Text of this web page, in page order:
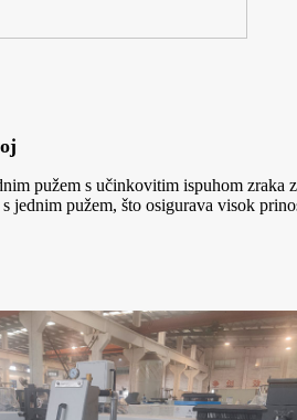
pužem s učinkovitim ispuhom zraka
jednim pužem, što osigurava visok